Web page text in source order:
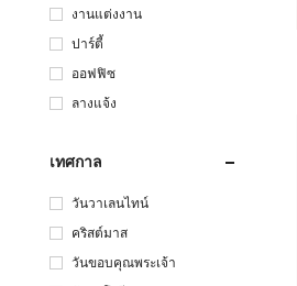
งานแต่งงาน
ปาร์ตี้
ออฟฟิซ
ลางแจ้ง
เทศกาล
วันวาเลนไทน์
คริสต์มาส
วันขอบคุณพระเจ้า